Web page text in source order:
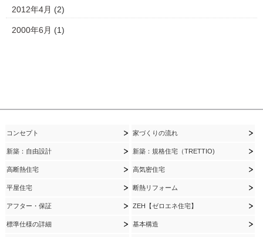
2012年4月 (2)
2000年6月 (1)
コンセプト 家づくりの流れ
新築：自由設計 新築：規格住宅（TRETTIO)
高断熱住宅 高気密住宅
平屋住宅 断熱リフォーム
アフター・保証 ZEH【ゼロエネ住宅】
標準仕様の詳細 基本構造